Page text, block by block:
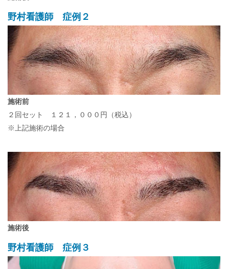
野村看護師 症例２
施術前
２回セット １２１，０００円（税込）
※上記施術の場合
施術後
野村看護師 症例３